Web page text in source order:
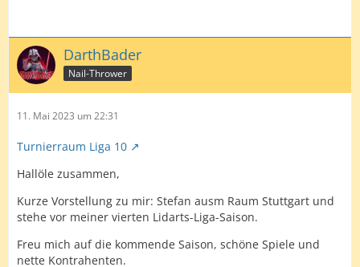
DarthBader
Nail-Thrower
11. Mai 2023 um 22:31
Turnierraum Liga 10
Hallöle zusammen,
Kurze Vorstellung zu mir: Stefan ausm Raum Stuttgart und
stehe vor meiner vierten Lidarts-Liga-Saison.
Freu mich auf die kommende Saison, schöne Spiele und
nette Kontrahenten.